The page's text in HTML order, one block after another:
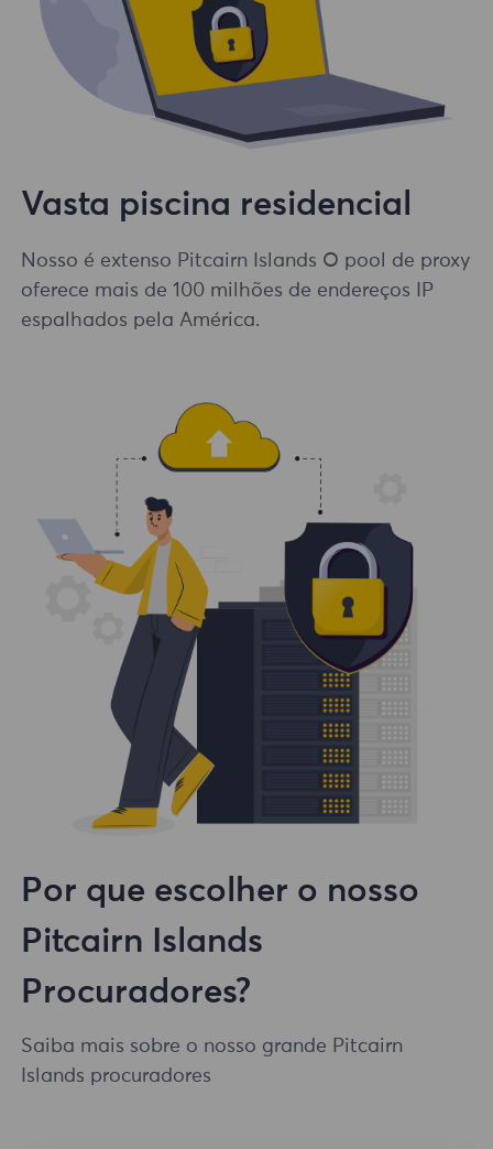
Vasta piscina residencial
Nosso é extenso Pitcairn Islands O pool de proxy
oferece mais de 100 milhões de endereços IP
espalhados pela América.
Por que escolher o nosso
Pitcairn Islands
Procuradores?
Saiba mais sobre o nosso grande Pitcairn
Islands procuradores